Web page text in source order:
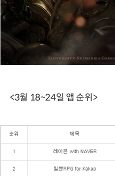
<3월 18~24일 앱 순위>